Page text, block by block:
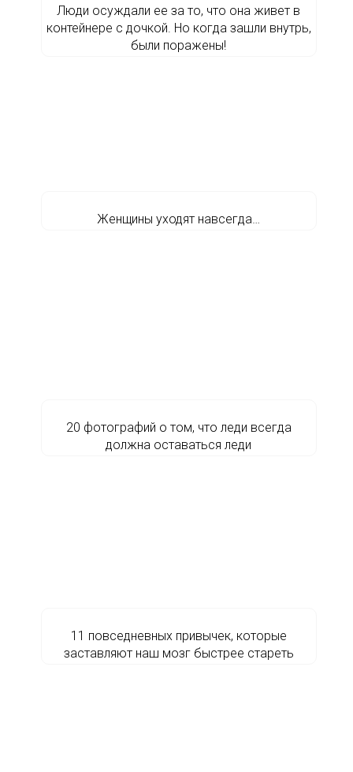
Люди осуждали ее за то, что она живет в
контейнере с дочкой. Но когда зашли внутрь,
были поражены!
Женщины уходят навсегда…
20 фотографий о том, что леди всегда
должна оставаться леди
11 повседневных привычек, которые
заставляют наш мозг быстрее стареть